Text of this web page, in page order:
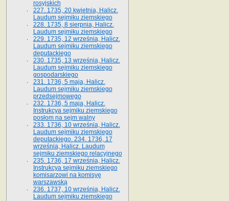
rosyjskich
227. 1735, 20 kwietnia, Halicz.
Laudum sejmiku ziemskiego
228. 1735, 8 sierpnia, Halicz.
Laudum sejmiku ziemskiego
229. 1735, 12 września, Halicz.
Laudum sejmiku ziemskiego
deputackiego
230. 1735, 13 września, Halicz.
Laudum sejmiku ziemskiego
gospodarskiego
231. 1736, 5 maja, Halicz.
Laudum sejmiku ziemskiego
przedsejmowego
232. 1736, 5 maja, Halicz.
Instrukcya sejmiku ziemskiego
posłom na sejm walny
233. 1736, 10 września, Halicz.
Laudum sejmiku ziemskiego
deputackiego. 234. 1736, 17
września, Halicz. Laudum
sejmiku ziemskiego relacyjnego
235. 1736, 17 września, Halicz.
Instrukcya sejmiku ziemskiego
komisarzowi na komisyę
warszawską
236. 1737, 10 września, Halicz.
Laudum sejmiku ziemskiego